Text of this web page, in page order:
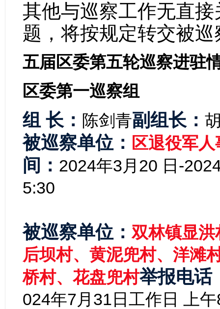
其他与巡察工作无直
题，将按规定转交被
五届区委第五轮巡察进驻
区委第一巡察组
组 长： 陈剑青副组长：
被巡察单位： 区退役军
间： 2024年3月20 日-
5:30
被巡察单位： 双林镇显
后坝村、黄泥兜村、洋滩
桥村、花盘兜村举报电话
024年7月31日工作日 上